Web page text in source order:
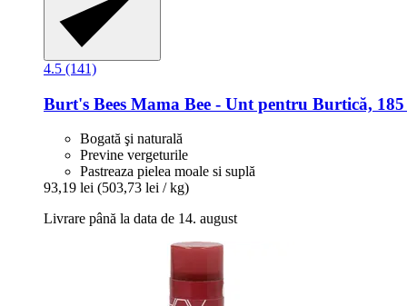
4.5 (141)
Burt's Bees Mama Bee -​ Unt pentru Burtică, 185
Bogată şi naturală
Previne vergeturile
Pastreaza pielea moale si suplă
93,19 lei (503,73 lei / kg)
Livrare până la data de 14. august